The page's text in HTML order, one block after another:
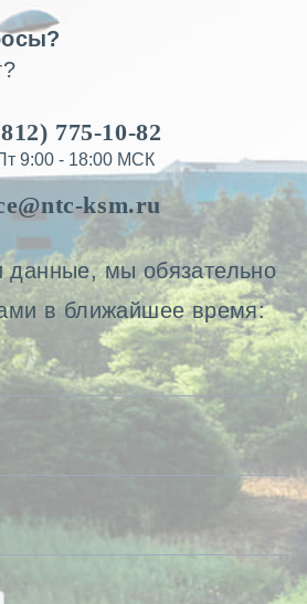
775-10-82
9:00 - 18:00 МСК
ksm.ru
данные, мы обязательно
в ближайшее время: